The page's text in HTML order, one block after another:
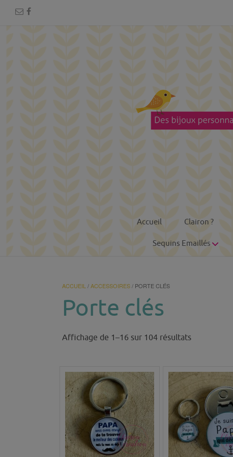
Accueil Clairon ?
Sequins Emaillés
ACCUEIL /ACCESSOIRES/ PORTE CLÉS
Porte clés
Affichage de 1–16 sur 104 résultatsTrié
récent
plus
ancien